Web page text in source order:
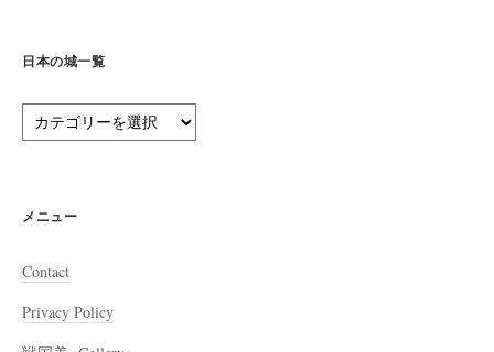
日本の城一覧
本
一
メニュー
Contact
Privacy Policy